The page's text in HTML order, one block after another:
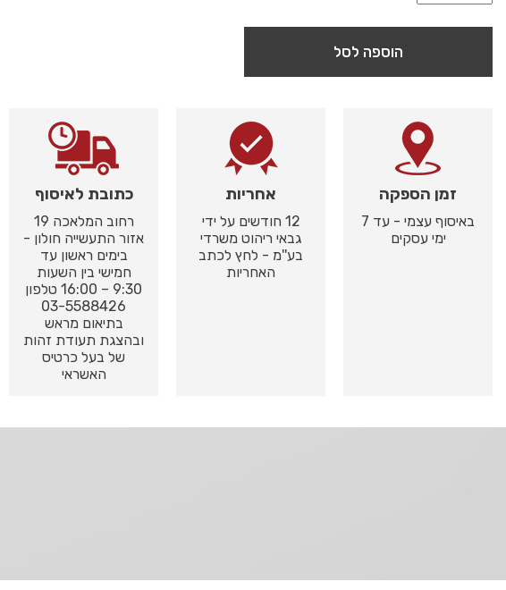
הוספה לסל
זמן הספקה
באיסוף עצמי - עד 7
ימי עסקים
אחריות
12 חודשים על ידי
גבאי ריהוט משרדי
בע''מ - לחץ לכתב
האחריות
כתובת לאיסוף
רחוב המלאכה 19
אזור התעשייה חולון -
בימים ראשון עד
חמישי בין השעות
9:30 – 16:00 טלפון
03-5588426
בתיאום מראש
ובהצגת תעודת זהות
של בעל כרטיס
האשראי